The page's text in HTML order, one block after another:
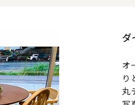
ダ
オ
り
丸